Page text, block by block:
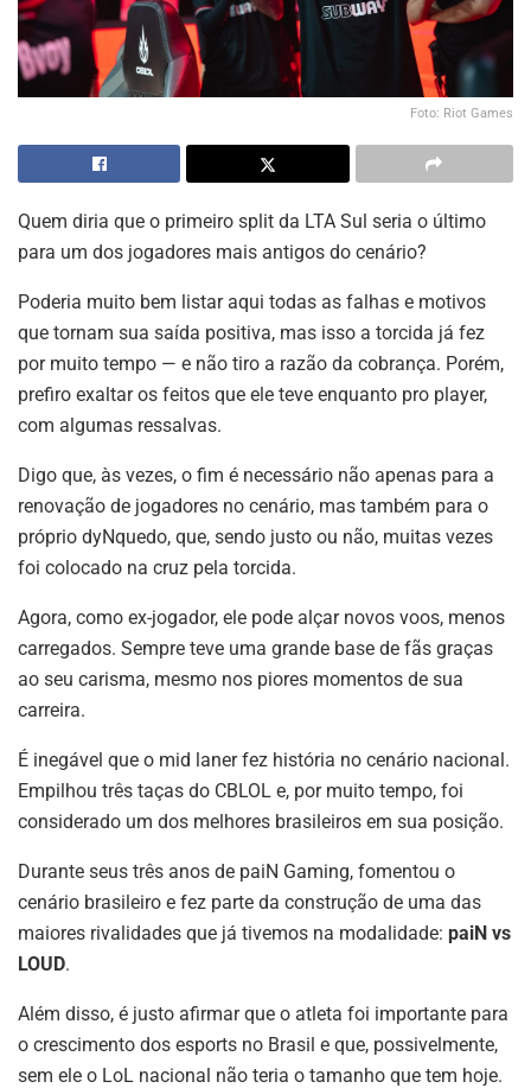
Foto: Riot Games
Quem diria que o primeiro split da LTA Sul seria o último
para um dos jogadores mais antigos do cenário?
Poderia muito bem listar aqui todas as falhas e motivos
que tornam sua saída positiva, mas isso a torcida já fez
por muito tempo — e não tiro a razão da cobrança. Porém,
prefiro exaltar os feitos que ele teve enquanto pro player,
com algumas ressalvas.
Digo que, às vezes, o fim é necessário não apenas para a
renovação de jogadores no cenário, mas também para o
próprio dyNquedo, que, sendo justo ou não, muitas vezes
foi colocado na cruz pela torcida.
Agora, como ex-jogador, ele pode alçar novos voos, menos
carregados. Sempre teve uma grande base de fãs graças
ao seu carisma, mesmo nos piores momentos de sua
carreira.
É inegável que o mid laner fez história no cenário nacional.
Empilhou três taças do CBLOL e, por muito tempo, foi
considerado um dos melhores brasileiros em sua posição.
Durante seus três anos de paiN Gaming, fomentou o
cenário brasileiro e fez parte da construção de uma das
maiores rivalidades que já tivemos na modalidade: paiN vs
LOUD.
Além disso, é justo afirmar que o atleta foi importante para
o crescimento dos esports no Brasil e que, possivelmente,
sem ele o LoL nacional não teria o tamanho que tem hoje.